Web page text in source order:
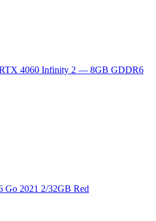
RTX 4060 Infinity 2 — 8GB GDDR6
2021 2/32GB Red